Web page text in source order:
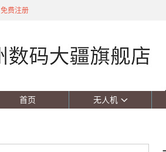
免费注册
首页 无人机